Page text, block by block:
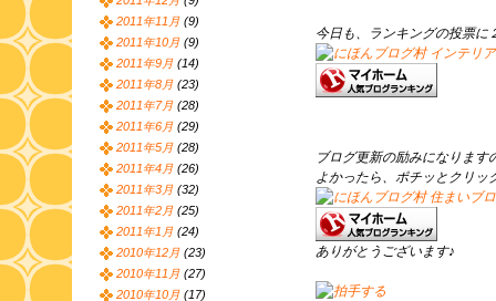
今日も、ランキングの投票に
ブログ更新の励みになります
よかったら、ポチッとクリッ
ありがとうございます♪
2011年11月 (9)
2011年10月 (9)
2011年9月 (14)
2011年8月 (23)
2011年7月 (28)
2011年6月 (29)
2011年5月 (28)
2011年4月 (26)
2011年3月 (32)
2011年2月 (25)
2011年1月 (24)
2010年12月 (23)
2010年11月 (27)
2010年10月 (17)